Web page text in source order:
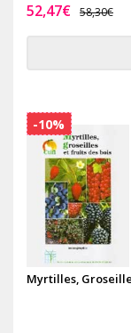
52,47€ 58,30€
Myrtilles,
-10%